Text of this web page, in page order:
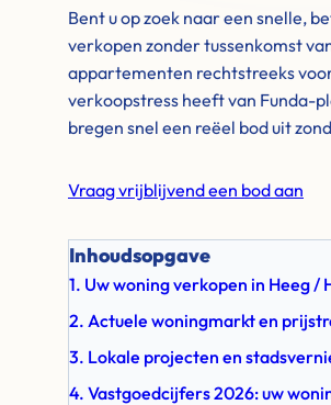
Bent u op zoek naar een snelle,
verkopen zonder tussenkomst
appartementen rechtstreeks
verkoopstress heeft van Funda-
bregen snel een reëel bod uit
Vraag vrijblijvend een bod aan
Inhoudsopgave
1. Uw woning verkopen in Heeg /
2. Actuele woningmarkt en
3. Lokale projecten en
4. Vastgoedcijfers 2026: uw